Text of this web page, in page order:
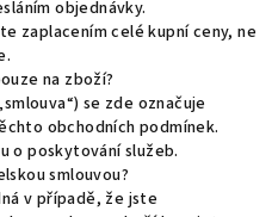
objednávky.
zaplacením celé kupní ceny, ne
na zboží?
se zde označuje
obchodních podmínek.
o poskytování služeb.
smlouvou?
v případě, že jste